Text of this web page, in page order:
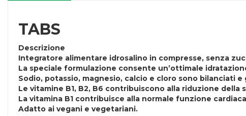
TABS
Descrizione
Integratore alimentare idrosalino in compresse, senza
La speciale formulazione consente un’ottimale
Sodio, potassio, magnesio, calcio e cloro sono bilanciati
Le vitamine B1, B2, B6 contribuiscono alla riduzione
La vitamina B1 contribuisce alla normale funzione
Adatto ai vegani e vegetariani.